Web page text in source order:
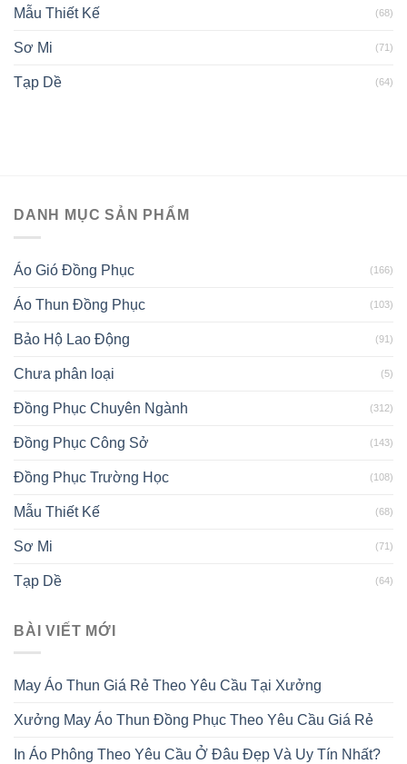
Mẫu Thiết Kế (68)
Sơ Mi (71)
Tạp Dề (64)
DANH MỤC SẢN PHẨM
Áo Gió Đồng Phục (166)
Áo Thun Đồng Phục (103)
Bảo Hộ Lao Động (91)
Chưa phân loại (5)
Đồng Phục Chuyên Ngành (312)
Đồng Phục Công Sở (143)
Đồng Phục Trường Học (108)
Mẫu Thiết Kế (68)
Sơ Mi (71)
Tạp Dề (64)
BÀI VIẾT MỚI
May Áo Thun Giá Rẻ Theo Yêu Cầu Tại Xưởng
Xưởng May Áo Thun Đồng Phục Theo Yêu Cầu Giá Rẻ
In Áo Phông Theo Yêu Cầu Ở Đâu Đẹp Và Uy Tín Nhất?